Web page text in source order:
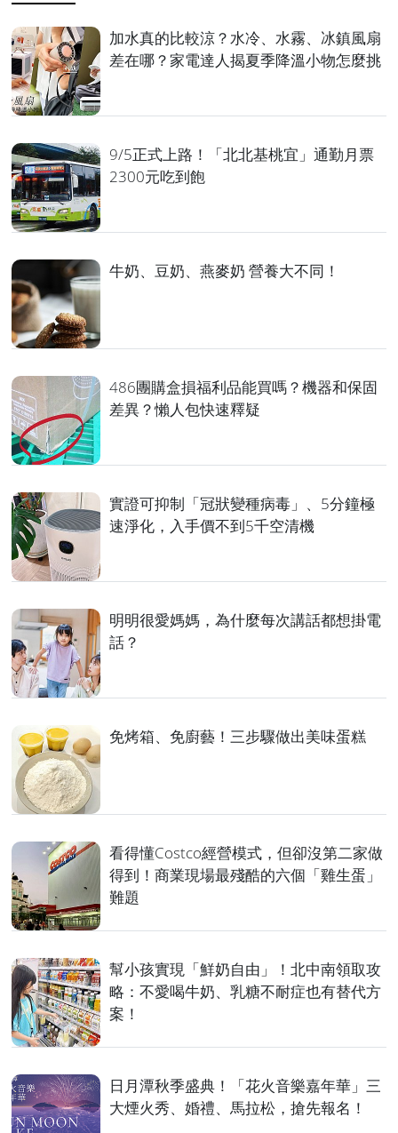
加水真的比較涼？水冷、水霧、冰鎮風扇
差在哪？家電達人揭夏季降溫小物怎麼挑
9/5正式上路！「北北基桃宜」通勤月票
2300元吃到飽
牛奶、豆奶、燕麥奶 營養大不同！
486團購盒損福利品能買嗎？機器和保固
差異？懶人包快速釋疑
實證可抑制「冠狀變種病毒」、5分鐘極
速淨化，入手價不到5千空清機
明明很愛媽媽，為什麼每次講話都想掛電
話？
免烤箱、免廚藝！三步驟做出美味蛋糕
看得懂Costco經營模式，但卻沒第二家做
得到！商業現場最殘酷的六個「雞生蛋」
難題
幫小孩實現「鮮奶自由」！北中南領取攻
略：不愛喝牛奶、乳糖不耐症也有替代方
案！
日月潭秋季盛典！「花火音樂嘉年華」三
大煙火秀、婚禮、馬拉松，搶先報名！